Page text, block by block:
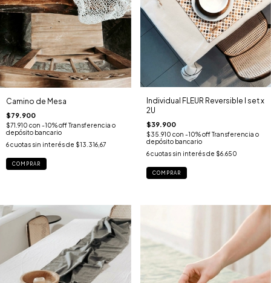
Camino de Mesa
$79.900
$71.910 con -10% off Transferencia o
depósito bancario
6cuotas sin interés de $13.316,67
COMPRAR
Individual FLEUR Reversible I set x
2U
$39.900
$35.910 con -10% off Transferencia o
depósito bancario
6 cuotas sin interés de $6.650